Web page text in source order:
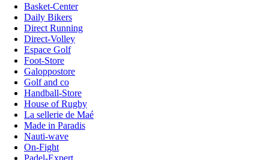
Basket-Center
Daily Bikers
Direct Running
Direct-Volley
Espace Golf
Foot-Store
Galoppostore
Golf and co
Handball-Store
House of Rugby
La sellerie de Maé
Made in Paradis
Nauti-wave
On-Fight
Padel-Expert